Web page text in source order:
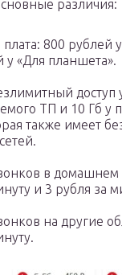
различия:
800 рублей
у «Для планшета».
доступ
ТП и 10 Гб у
также имеет
в домашнем
и 3 рубля за
на другие